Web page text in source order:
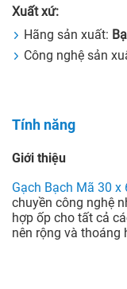
Xuất xứ:
Hãng sản xuất:
Công nghệ sản
Tính năng
Giới thiệu
Gạch Bạch Mã 30 x
chuyền công nghệ
hợp ốp cho tất cả
nên rộng và thoáng